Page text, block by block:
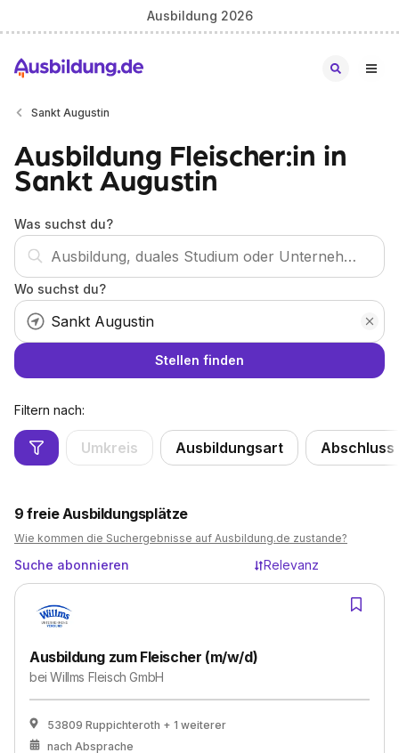
Ausbildung 2026
Sankt Augustin
Ausbildung Fleischer:in in
Sankt Augustin
Was suchst du?
Wo suchst du?
Stellen finden
Filtern nach:
Umkreis Ausbildungsart Abschluss
9 freie Ausbildungsplätze
Wie kommen die Suchergebnisse auf Ausbildung.de zustande?
Suche abonnieren Relevanz
Ausbildung zum Fleischer (m/w/d)
beiWillms Fleisch GmbH
53809 Ruppichteroth + 1 weiterer
nach Absprache